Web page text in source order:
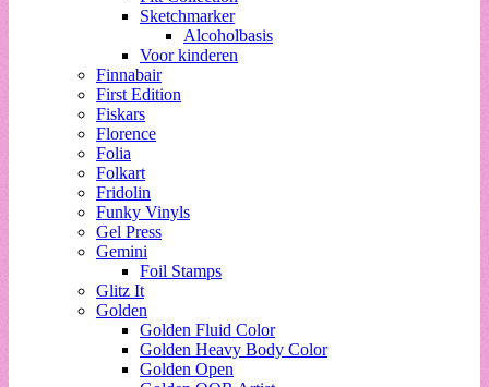
Sketchmarker
Alcoholbasis
Voor kinderen
Finnabair
First Edition
Fiskars
Florence
Folia
Folkart
Fridolin
Funky Vinyls
Gel Press
Gemini
Foil Stamps
Glitz It
Golden
Golden Fluid Color
Golden Heavy Body Color
Golden Open